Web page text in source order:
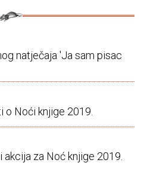
natječaja 'Ja sam pisac
Noći knjige 2019.
akcija za Noć knjige 2019.